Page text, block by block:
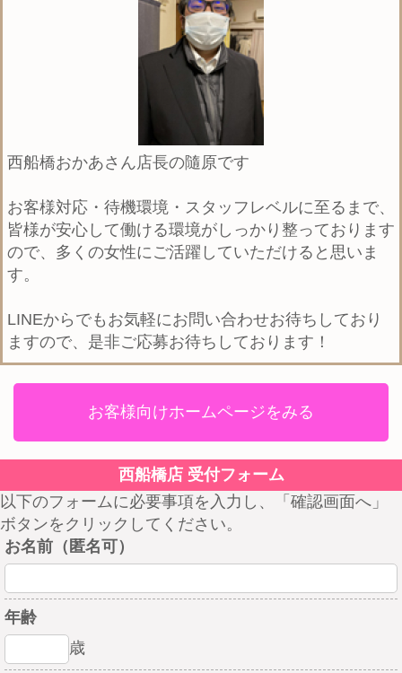
西船橋おかあさん店長の隨原です
お客様対応・待機環境・スタッフレベルに至るまで、
皆様が安心して働ける環境がしっかり整っております
ので、多くの女性にご活躍していただけると思いま
す。
LINEからでもお気軽にお問い合わせお待ちしており
ますので、是非ご応募お待ちしております！
お客様向けホームページをみる
西船橋店 受付フォーム
以下のフォームに必要事項を入力し、「確認画面へ」
ボタンをクリックしてください。
お名前（匿名可）
年齢
歳